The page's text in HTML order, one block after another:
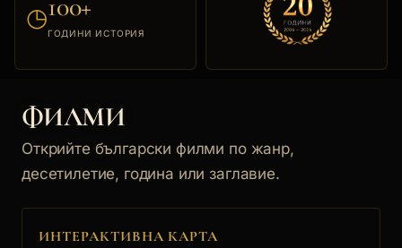
◷100+
ГОДИНИ ИСТОРИЯ
ФИЛМИ
Открийте български филми по жанр,
десетилетие, година или заглавие.
ИНТЕРАКТИВНА КАРТА